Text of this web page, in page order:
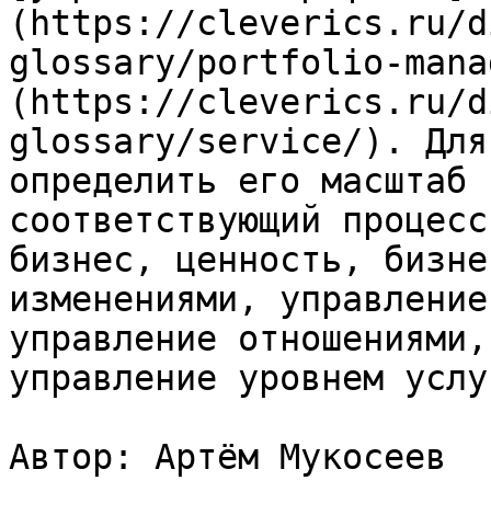
(https://cleverics.ru/
glossary/portfolio-
(https://cleverics.ru/
glossary/service/). Для
определить его
соответствующий
бизнес, ценность,
изменениями,
управление
управление уровнем
Автор: Артём Мукосеев